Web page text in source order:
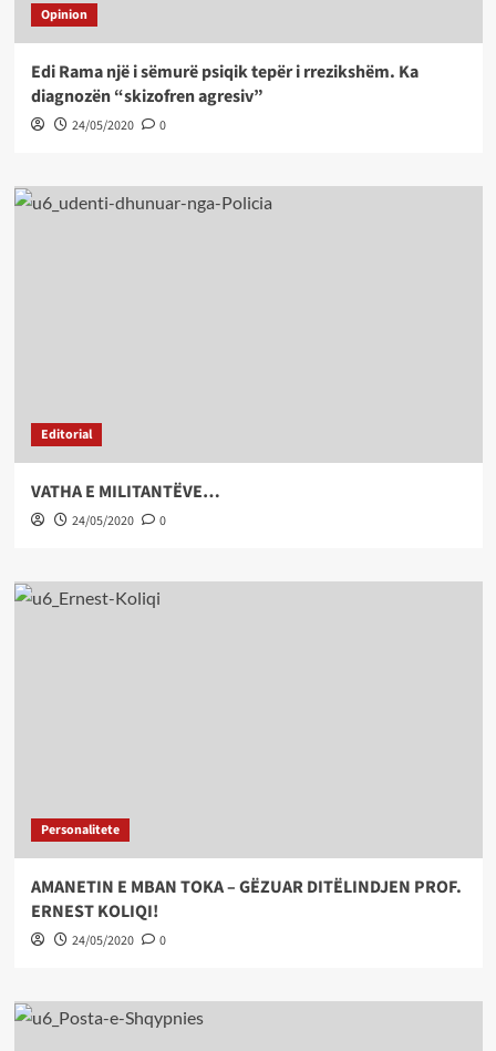
Opinion
Edi Rama një i sëmurë psiqik tepër i rrezikshëm. Ka
diagnozën “skizofren agresiv”
24/05/2020 0
Editorial
VATHA E MILITANTËVE…
24/05/2020 0
Personalitete
AMANETIN E MBAN TOKA – GËZUAR DITËLINDJEN PROF.
ERNEST KOLIQI!
24/05/2020 0